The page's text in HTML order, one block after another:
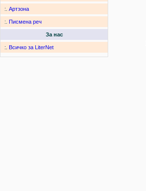
:. Артзона
:. Писмена реч
За нас
:. Всичко за LiterNet